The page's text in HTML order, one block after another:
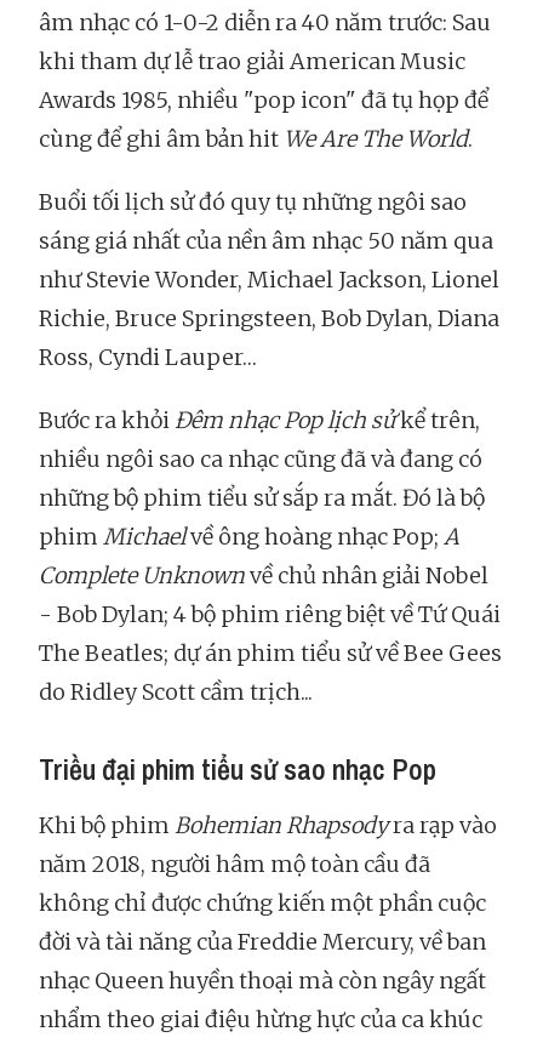
âm nhạc có 1-0-2 diễn ra 40 năm trước: Sau
khi tham dự lễ trao giải American Music
Awards 1985, nhiều "pop icon" đã tụ họp để
cùng để ghi âm bản hit We Are The World.
Buổi tối lịch sử đó quy tụ những ngôi sao
sáng giá nhất của nền âm nhạc 50 năm qua
như Stevie Wonder, Michael Jackson, Lionel
Richie, Bruce Springsteen, Bob Dylan, Diana
Ross, Cyndi Lauper…
Bước ra khỏiĐêm nhạc Pop lịch sửkể trên,
nhiều ngôi sao ca nhạc cũng đã và đang có
những bộ phim tiểu sử sắp ra mắt. Đó là bộ
phim Michaelvề ông hoàng nhạc Pop; A
Complete Unknownvề chủ nhân giải Nobel
- Bob Dylan; 4 bộ phim riêng biệt về Tứ Quái
The Beatles; dự án phim tiểu sử về Bee Gees
do Ridley Scott cầm trịch...
Triều đại phim tiểu sử sao nhạc Pop
Khi bộ phim Bohemian Rhapsodyra rạp vào
năm 2018, người hâm mộ toàn cầu đã
không chỉ được chứng kiến một phần cuộc
đời và tài năng của Freddie Mercury, về ban
nhạc Queen huyền thoại mà còn ngây ngất
nhẩm theo giai điệu hừng hực của ca khúc